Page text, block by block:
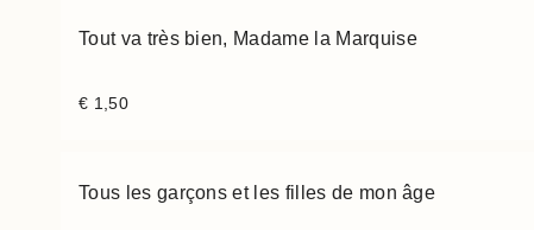
Tout va très bien, Madame la Marquise
€ 1,50
Tous les garçons et les filles de mon âge